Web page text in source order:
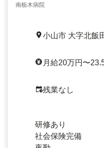
南栃木病院
小山市 大字北飯
月給20万円〜
残業なし
研修あり
社会保険完備